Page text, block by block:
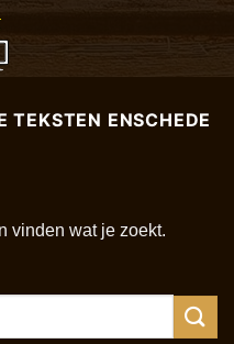
TEKSTEN ENSCHEDE
vinden wat je zoekt.